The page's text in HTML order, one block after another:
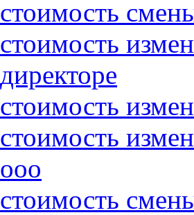
стоимость
стоимость
директоре
стоимость
стоимость
ооо
стоимость